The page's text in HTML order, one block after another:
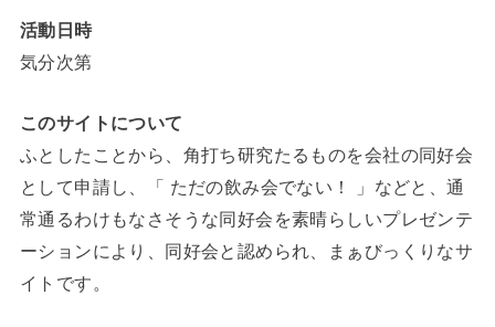
活動日時
気分次第
このサイトについて
ふとしたことから、角打ち研究たるものを会社の同好会
として申請し、「 ただの飲み会でない！ 」などと、通
常通るわけもなさそうな同好会を素晴らしいプレゼンテ
ーションにより、同好会と認められ、まぁびっくりなサ
イトです。